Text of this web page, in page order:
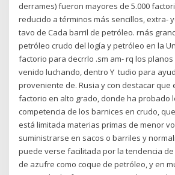
derrames) fueron mayores de 5.000
reducido a términos más sencillos, extra-
tavo de Cada barril de petróleo. rnás
petróleo crudo del logía y petróleo en la
factorio para decrrlo .sm am- rq los
venido luchando, dentro Y tudio para
proveniente de. Rusia y con destacar que
factorio en alto grado, donde ha probado
competencia de los barnices en crudo,
está limitada materias primas de menor
suministrarse en sacos o barriles y
puede verse facilitada por la tendencia
de azufre como coque de petróleo, y en